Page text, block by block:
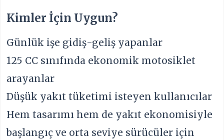
Kimler İçin Uygun?
Günlük işe gidiş-geliş yapanlar
125 CC sınıfında ekonomik motosiklet
arayanlar
Düşük yakıt tüketimi isteyen kullanıcılar
Hem tasarımı hem de yakıt ekonomisiyle
başlangıç ve orta seviye sürücüler için